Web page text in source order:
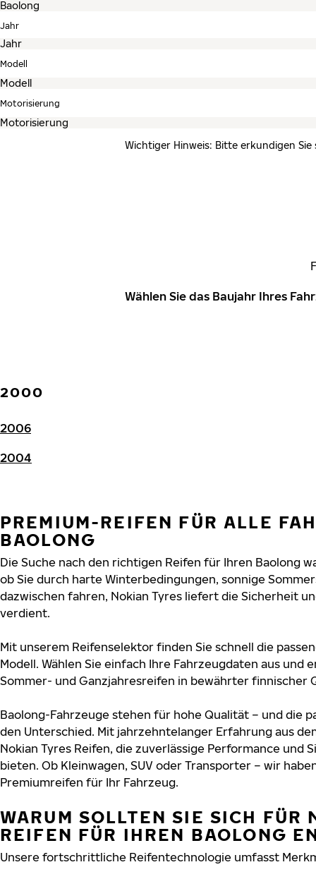
Jahr
Modell
Motorisierung
Wichtiger Hinweis: Bitte erkundigen
Wählen Sie das Baujahr Ihres
2000
2006
2004
PREMIUM-REIFEN FÜR ALLE
BAOLONG
Die Suche nach den richtigen Reifen für Ihren Baolong
ob Sie durch harte Winterbedingungen, sonnige
dazwischen fahren, Nokian Tyres liefert die Sicherheit
verdient.
Mit unserem Reifenselektor finden Sie schnell die
Modell. Wählen Sie einfach Ihre Fahrzeugdaten aus und
Sommer- und Ganzjahresreifen in bewährter finnischer
Baolong-Fahrzeuge stehen für hohe Qualität – und die
den Unterschied. Mit jahrzehntelanger Erfahrung aus
Nokian Tyres Reifen, die zuverlässige Performance und
bieten. Ob Kleinwagen, SUV oder Transporter – wir
Premiumreifen für Ihr Fahrzeug.
WARUM SOLLTEN SIE SICH FÜR
REIFEN FÜR IHREN BAOLONG
Unsere fortschrittliche Reifentechnologie umfasst